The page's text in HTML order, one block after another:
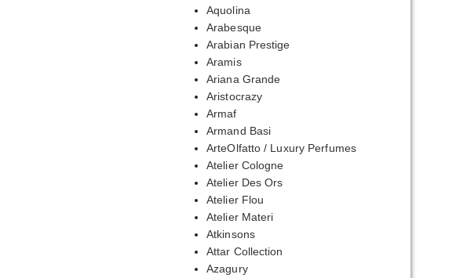
Aquolina
Arabesque
Arabian Prestige
Aramis
Ariana Grande
Aristocrazy
Armaf
Armand Basi
ArteOlfatto / Luxury Perfumes
Atelier Cologne
Atelier Des Ors
Atelier Flou
Atelier Materi
Atkinsons
Attar Collection
Azagury